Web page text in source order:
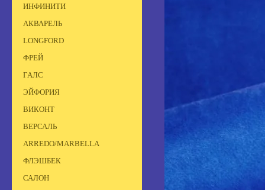
ИНФИНИТИ
АКВАРЕЛЬ
LONGFORD
ФРЕЙ
ГАЛС
ЭЙФОРИЯ
ВИКОНТ
ВЕРСАЛЬ
ARREDO/MARBELLA
ФЛЭШБЕК
САЛОН